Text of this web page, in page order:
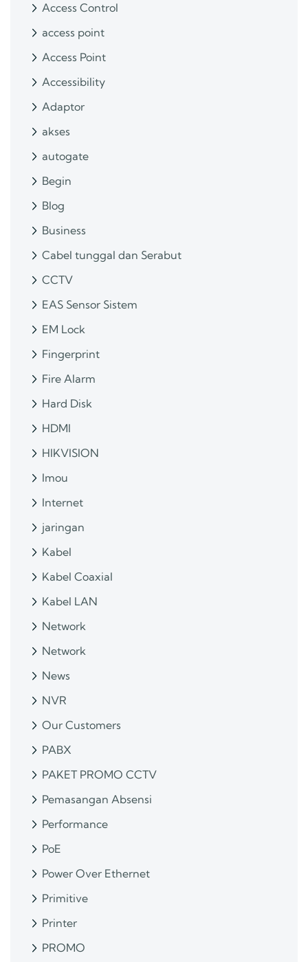
Access Control
access point
Access Point
Accessibility
Adaptor
akses
autogate
Begin
Blog
Business
Cabel tunggal dan Serabut
CCTV
EAS Sensor Sistem
EM Lock
Fingerprint
Fire Alarm
Hard Disk
HDMI
HIKVISION
Imou
Internet
jaringan
Kabel
Kabel Coaxial
Kabel LAN
Network
Network
News
NVR
Our Customers
PABX
PAKET PROMO CCTV
Pemasangan Absensi
Performance
PoE
Power Over Ethernet
Primitive
Printer
PROMO